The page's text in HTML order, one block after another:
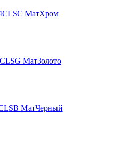
SC МатХром
SG МатЗолото
SB МатЧерный